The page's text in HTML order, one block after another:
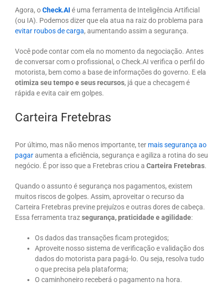
Agora, oCheck.AI é uma ferramenta de Inteligência Artificial
(ou IA). Podemos dizer que ela atua na raiz do problema para
evitar roubos de carga, aumentando assim a segurança.
Você pode contar com ela no momento da negociação. Antes
de conversar com o profissional, o Check.AI verifica o perfil do
motorista, bem como a base de informações do governo. E ela
otimiza seu tempo e seus recursos, já que a checagem é
rápida e evita cair em golpes.
Carteira Fretebras
Por último, mas não menos importante, ter mais segurança ao
pagaraumenta a eficiência, segurança e agiliza a rotina do seu
negócio. É por isso que a Fretebras criou a Carteira Fretebras.
Quando o assunto é segurança nos pagamentos, existem
muitos riscos de golpes. Assim, aproveitar o recurso da
Carteira Fretebras previne prejuízos e outras dores de cabeça.
Essa ferramenta trazsegurança, praticidade e agilidade:
Os dados das transações ficam protegidos;
Aproveite nosso sistema de verificação e validação dos
dados do motorista para pagá-lo. Ou seja, resolva tudo
o que precisa pela plataforma;
O caminhoneiro receberá o pagamento na hora.